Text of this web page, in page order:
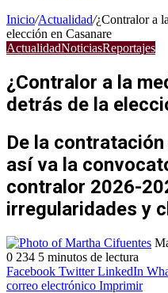
Inicio/Actualidad/¿Contralor a
elección en Casanare
ActualidadNoticiasReportajes
¿Contralor a la
detrás de la
De la
así va la
contralor 2026-
irregularidades y
0 234 5 minutos de lectura
Facebook Twitter LinkedIn
correo electrónico Imprimir